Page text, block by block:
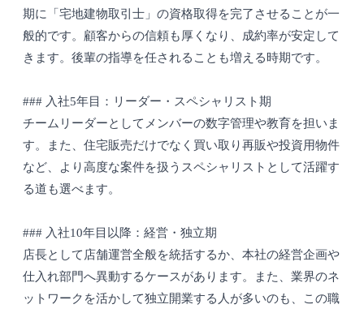
期に「宅地建物取引士」の資格取得を完了させることが一
般的です。顧客からの信頼も厚くなり、成約率が安定して
きます。後輩の指導を任されることも増える時期です。
### 入社5年目：リーダー・スペシャリスト期
チームリーダーとしてメンバーの数字管理や教育を担いま
す。また、住宅販売だけでなく買い取り再販や投資用物件
など、より高度な案件を扱うスペシャリストとして活躍す
る道も選べます。
### 入社10年目以降：経営・独立期
店長として店舗運営全般を統括するか、本社の経営企画や
仕入れ部門へ異動するケースがあります。また、業界のネ
ットワークを活かして独立開業する人が多いのも、この職